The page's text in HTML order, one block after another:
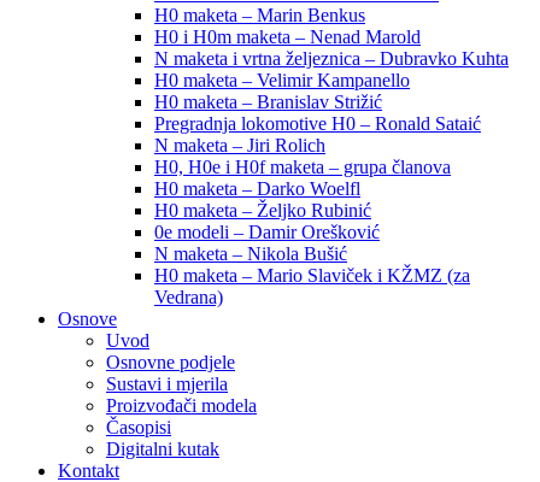
H0 maketa – Marin Benkus
H0 i H0m maketa – Nenad Marold
N maketa i vrtna željeznica – Dubravko Kuhta
H0 maketa – Velimir Kampanello
H0 maketa – Branislav Strižić
Pregradnja lokomotive H0 – Ronald Sataić
N maketa – Jiri Rolich
H0, H0e i H0f maketa – grupa članova
H0 maketa – Darko Woelfl
H0 maketa – Željko Rubinić
0e modeli – Damir Orešković
N maketa – Nikola Bušić
H0 maketa – Mario Slaviček i KŽMZ (za
Vedrana)
Osnove
Uvod
Osnovne podjele
Sustavi i mjerila
Proizvođači modela
Časopisi
Digitalni kutak
Kontakt